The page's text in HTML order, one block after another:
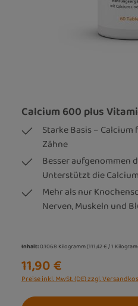
Calcium 600 plus
Starke Basis –
Zähne
Besser aufgenommen
Unterstützt die
Mehr als nur
Nerven, Muskeln und
Inhalt:0.1068 Kilogramm(111,42 € / 1
11,90 €
Preise inkl. MwSt. (DE) zzgl.